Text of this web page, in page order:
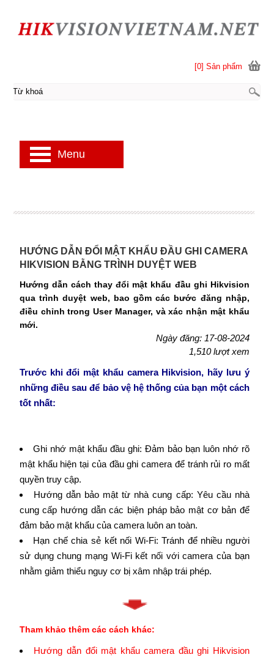
HƯỚNG DẪN ĐỔI MẬT KHẨU ĐẦU GHI CAMERA
HIKVISION BẰNG TRÌNH DUYỆT WEB
Hướng dẫn cách thay đổi mật khẩu đầu ghi Hikvision
qua trình duyệt web, bao gồm các bước đăng nhập,
điều chỉnh trong User Manager, và xác nhận mật khẩu
mới.
Ngày đăng: 17-08-2024
1,510 lượt xem
Trước khi đổi mật khẩu camera Hikvision, hãy lưu ý
những điều sau để bảo vệ hệ thống của bạn một cách
tốt nhất:
Ghi nhớ mật khẩu đầu ghi: Đảm bảo bạn luôn nhớ rõ
mật khẩu hiện tại của đầu ghi camera để tránh rủi ro mất
quyền truy cập.
Hướng dẫn bảo mật từ nhà cung cấp: Yêu cầu nhà
cung cấp hướng dẫn các biện pháp bảo mật cơ bản để
đảm bảo mật khẩu của camera luôn an toàn.
Hạn chế chia sẻ kết nối Wi-Fi: Tránh để nhiều người
sử dụng chung mạng Wi-Fi kết nối với camera của bạn
nhằm giảm thiểu nguy cơ bị xâm nhập trái phép.
Tham khảo thêm các cách khác:
Hướng dẫn đổi mật khẩu camera đầu ghi Hikvision
[0] Sản phẩm
Menu